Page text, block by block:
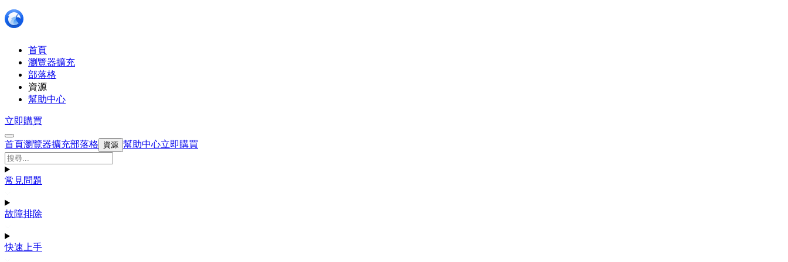
首頁
瀏覽器擴充
部落格
資源
幫助中心
立即購買
首頁瀏覽器擴充部落格 資源 幫助中心立即購買
常見問題
故障排除
快速上手